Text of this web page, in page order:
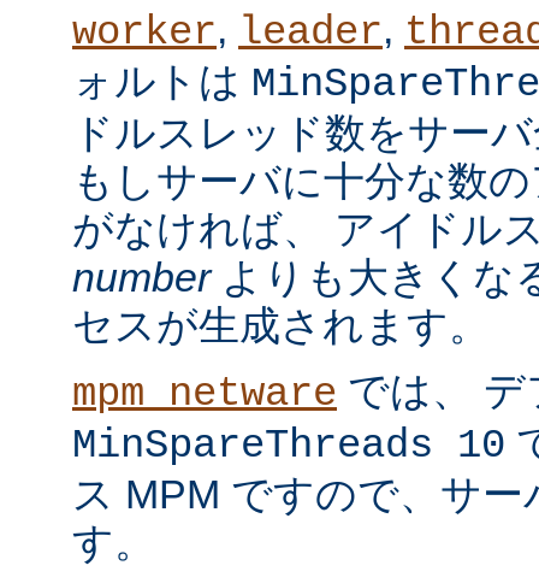
worker, leader,
ォルトは
ドルスレッド数をサー
もしサーバに十分な数
がなければ、 アイドル
numberよりも大きくな
セスが生成されます。
mpm_netware では、
MinSpareThreads 10
ス MPM ですので、サ
す。